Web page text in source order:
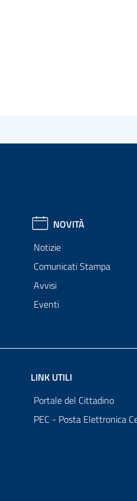
NOVITÀ
Notizie
Comunicati Stampa
Avvisi
Eventi
LINK UTILI
Portale del Cittadino
PEC - Posta Elettronica